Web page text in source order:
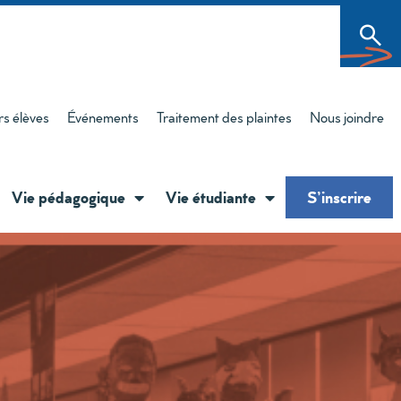
élèves Événements Traitement des plaintes Nous joindre
Vie pédagogique Vie étudiante S’inscrire